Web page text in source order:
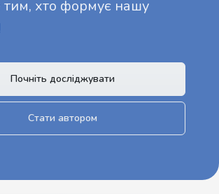
тим, хто формує нашу
Почніть досліджувати
Стати автором